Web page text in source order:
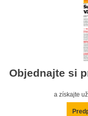
Objednajte si
a získajte